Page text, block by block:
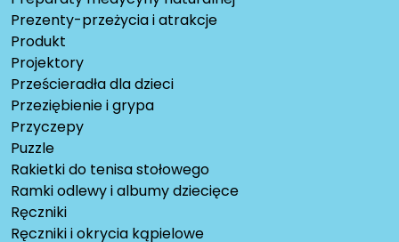
Prezenty-przeżycia i atrakcje
Produkt
Projektory
Prześcieradła dla dzieci
Przeziębienie i grypa
Przyczepy
Puzzle
Rakietki do tenisa stołowego
Ramki odlewy i albumy dziecięce
Ręczniki
Ręczniki i okrycia kąpielowe